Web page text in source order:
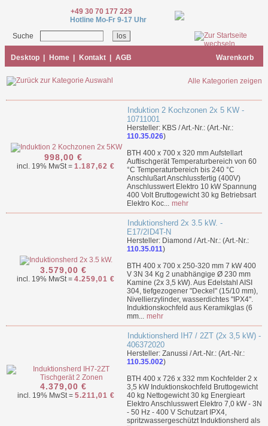
+49 30 70 177 229
Hotline Mo-Fr 9-17 Uhr
Suche
Desktop Home Kontakt AGB Warenkorb
Alle Kategorien zeigen
998,00 €
incl. 19% MwSt = 1.187,62 €
Induktion 2 Kochzonen 2x 5 KW -
10711001
Hersteller: KBS / Art.-Nr.: (Art.-Nr.:
110.35.026)
BTH 400 x 700 x 320 mm Aufstellart
Auftischgerät Temperaturbereich von 60
°C Temperaturbereich bis 240 °C
Anschlußart Anschlussfertig (400V)
Anschlusswert Elektro 10 kW Spannung
400 Volt Bruttogewicht 30 kg Betriebsart
Elektro Koc... mehr
3.579,00 €
incl. 19% MwSt = 4.259,01 €
Induktionsherd 2x 3.5 kW. -
E17/2ID4T-N
Hersteller: Diamond / Art.-Nr.: (Art.-Nr.:
110.35.011)
BTH 400 x 700 x 250-320 mm 7 kW 400
V 3N 34 Kg 2 unabhängige Ø 230 mm
Kamine (2x 3,5 kW). Aus Edelstahl AISI
304, tiefgezogener "Deckel" (15/10 mm),
Nivellierzylinder, wasserdichtes "IPX4".
Induktionskochfeld aus Keramikglas (6
mm... mehr
4.379,00 €
incl. 19% MwSt = 5.211,01 €
Induktionsherd IH7 / 2ZT (2x 3,5 kW) -
406372020
Hersteller: Zanussi / Art.-Nr.: (Art.-Nr.:
110.35.002)
BTH 400 x 726 x 332 mm Kochfelder 2 x
3,5 kW Induktionskochfeld Bruttogewicht
40 kg Nettogewicht 30 kg Energieart
Elektro Anschlusswert Elektro 7,0 kW - 3N
- 50 Hz - 400 V Schutzart IPX4,
spritzwassergeschützt Induktionsherd als